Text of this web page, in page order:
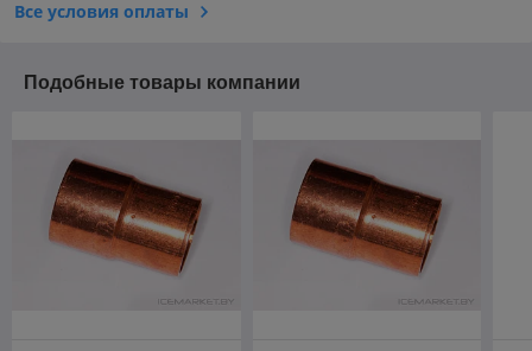
Все условия оплаты
Подобные товары компании